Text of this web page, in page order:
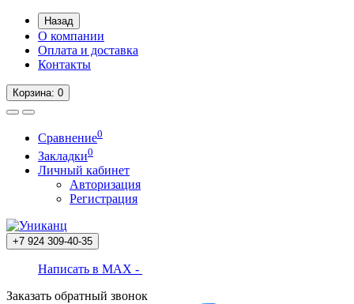
Назад
О компании
Оплата и доставка
Контакты
Корзина: 0
Сравнение0
Закладки0
Личный кабинет
Авторизация
Регистрация
+7 924 309-40-35
Написать в MAX -
Заказать обратный звонок